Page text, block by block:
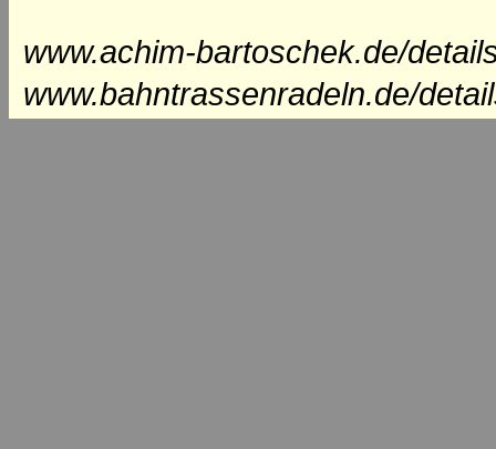
www.achim-bartoschek.de/
www.bahntrassenradeln.de/